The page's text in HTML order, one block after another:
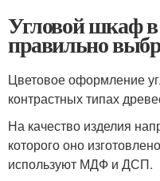
Угловой шкаф
правильно
Цветовое оформление
контрастных типах
На качество изделия
которого оно
используют МДФ и ДСП.